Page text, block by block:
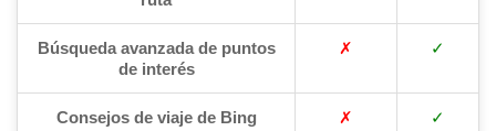
Búsqueda avanzada de puntos
de interés
✗ ✓
Consejos de viaje de Bing ✗ ✓